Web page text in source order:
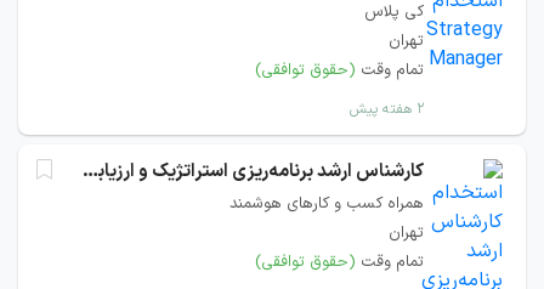
کی پلاس
تهران
تمام وقت (حقوق توافقی)
۲ هفته پیش
کارشناس ارشد برنامه‌ریزی استراتژیک و ارزیابی عملکرد
همراه کسب و کارهای هوشمند
تهران
تمام وقت (حقوق توافقی)